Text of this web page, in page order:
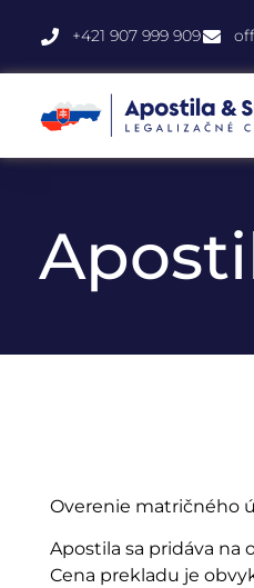
+421 907 999 909
Overenie matričného
Apostila sa pridáva
Cena prekladu je